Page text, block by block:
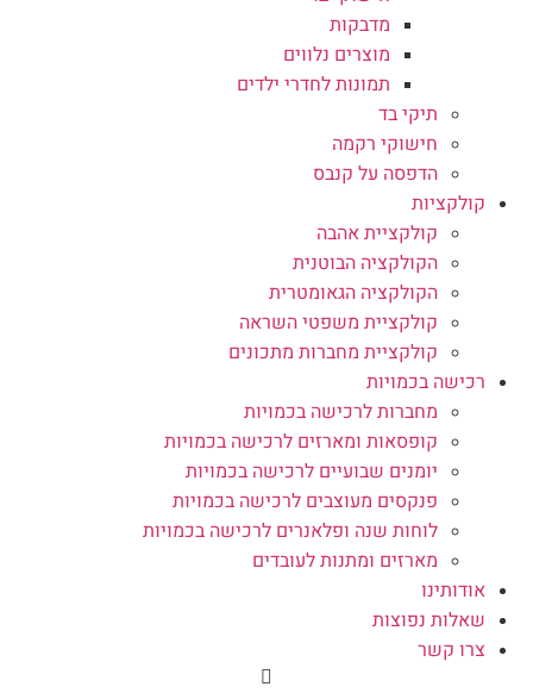
מדבקות
מוצרים נלווים
תמונות לחדרי ילדים
תיקי בד
חישוקי רקמה
הדפסה על קנבס
קולקציות
קולקציית אהבה
הקולקציה הבוטנית
הקולקציה הגאומטרית
קולקציית משפטי השראה
קולקציית מחברות מתכונים
רכישה בכמויות
מחברות לרכישה בכמויות
קופסאות ומארזים לרכישה בכמויות
יומנים שבועיים לרכישה בכמויות
פנקסים מעוצבים לרכישה בכמויות
לוחות שנה ופלאנרים לרכישה בכמויות
מארזים ומתנות לעובדים
אודותינו
שאלות נפוצות
צרו קשר